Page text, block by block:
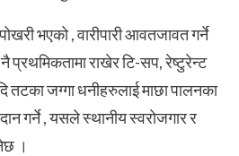
भएको , वारीपारी आवतजावत गर्ने
प्रथमिकतामा राखेर टि-सप, रेष्टुरेन्ट
तटका जग्गा धनीहरुलाई माछा पालनका
गर्ने , यसले स्थानीय स्वरोजगार र
।